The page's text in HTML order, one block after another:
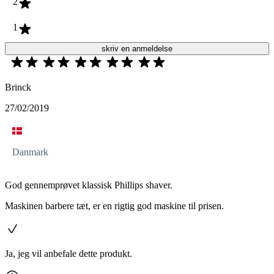
1
skriv en anmeldelse
Brinck
27/02/2019
Danmark
God gennemprøvet klassisk Phillips shaver.
Maskinen barbere tæt, er en rigtig god maskine til prisen.
Ja, jeg vil anbefale dette produkt.